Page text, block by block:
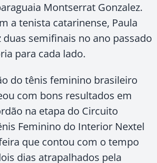
Montserrat Gonzalez.
a tenista catarinense, Paula
duas semifinais no ano passado
para cada lado.
do tênis feminino brasileiro
com bons resultados em
na etapa do Circuito
Feminino do Interior Nextel
que contou com o tempo
dias atrapalhados pela